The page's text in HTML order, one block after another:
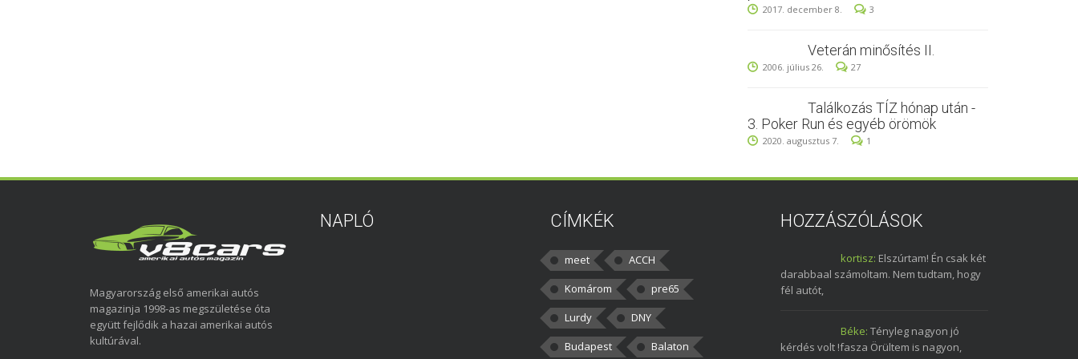
2017. december 8. 3
Veterán minősítés II.
2006. július 26. 27
Találkozás TÍZ hónap után -
3. Poker Run és egyéb örömök
2020. augusztus 7. 1
Magyarország első amerikai autós
magazinja 1998-as megszületése óta
együtt fejlődik a hazai amerikai autós
kultúrával.
NAPLÓ CÍMKÉK
meet
ACCH
Komárom
pre65
Lurdy
DNY
Budapest
Balaton
HOZZÁSZÓLÁSOK
kortisz: Elszúrtam! Én csak két
darabbaal számoltam. Nem tudtam, hogy
fél autót,
Béke: Tényleg nagyon jó
kérdés volt !fasza Örültem is nagyon,